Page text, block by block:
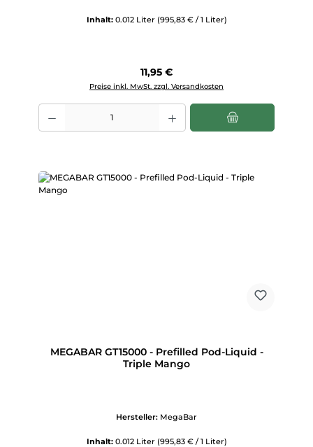
Inhalt: 0.012 Liter (995,83 € / 1 Liter)
Regulärer Preis:
11,95 €
Preise inkl. MwSt. zzgl. Versandkosten
Produkt Anzahl: Gib den gewünschten Wert ein oder benutze die
MEGABAR GT15000 - Prefilled Pod-Liquid -
Triple Mango
Hersteller: MegaBar
Inhalt: 0.012 Liter (995,83 € / 1 Liter)